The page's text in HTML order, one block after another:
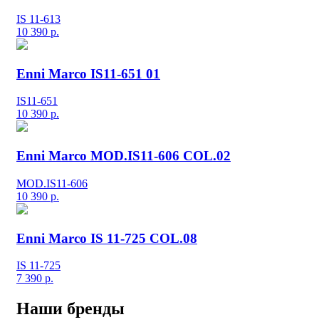
IS 11-613
10 390 р.
Enni Marco IS11-651 01
IS11-651
10 390 р.
Enni Marco MOD.IS11-606 COL.02
MOD.IS11-606
10 390 р.
Enni Marco IS 11-725 COL.08
IS 11-725
7 390 р.
Наши бренды